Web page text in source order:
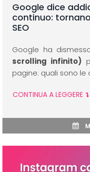
Google dice
continuo:
SEO
Google ha
scrolling infinito)
pagine: quali sono le
CONTINUA A LEGGERE